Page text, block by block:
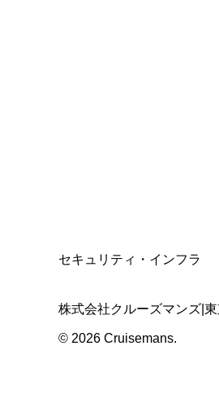
セキュリティ・インフラ
株式会社クルーズマンズ
© 2026 Cruisemans.